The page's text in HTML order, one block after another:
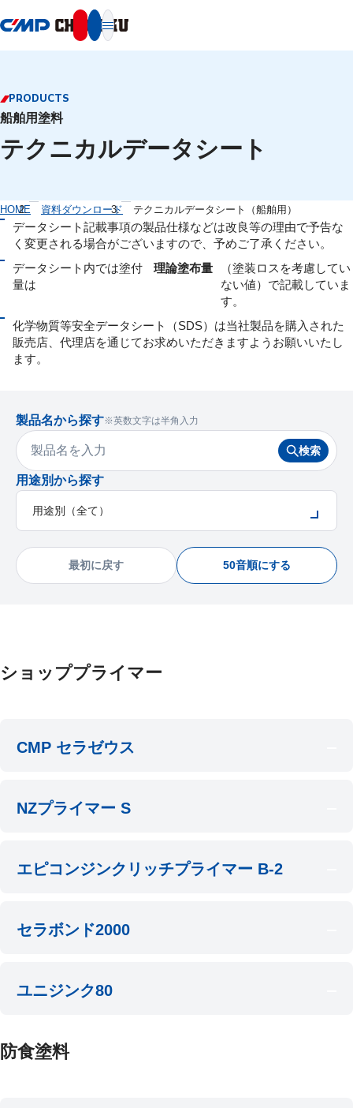
PRODUCTS
船舶用塗料
テクニカルデータシート
HOME 資料ダウンロード テクニカルデータシート（船舶用）
データシート記載事項の製品仕様などは改良等の理由で予告な
く変更される場合がございますので、予めご了承ください。
データシート内では塗付
量は
理論塗布量
（塗装ロスを考慮してい
ない値）で記載していま
す。
化学物質等安全データシート（SDS）は当社製品を購入された
販売店、代理店を通じてお求めいただきますようお願いいたし
ます。
製品名から探す※英数文字は半角入力
検索
用途別から探す
最初に戻す 50音順にする
ショッププライマー
CMP セラゼウス
NZプライマー S
エピコンジンクリッチプライマー B-2
セラボンド2000
ユニジンク80
防食塗料